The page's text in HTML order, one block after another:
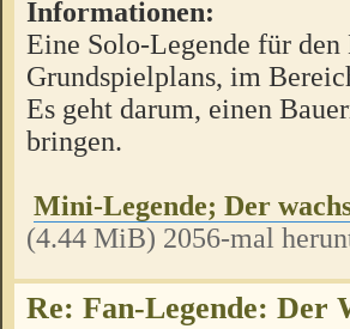
Informationen:
Eine Solo-Legende für
Grundspielplans, im
Es geht darum, einen
bringen.
Mini-Legende; Der
(4.44 MiB) 2056-mal
Re: Fan-Legende: Der